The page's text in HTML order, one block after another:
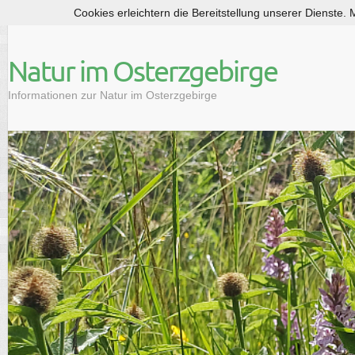
p
t
c
o
n
t
e
n
t
Natur im Osterzgebirge
Informationen zur Natur im Osterzgebirge
Cookies erleichtern die Bereitstellung unserer